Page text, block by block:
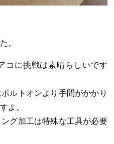
。
コに挑戦は素晴らしいです
ルトオンより手間がかかり
よ。
グ加工は特殊な工具が必要